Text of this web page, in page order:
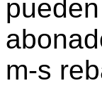
m-s